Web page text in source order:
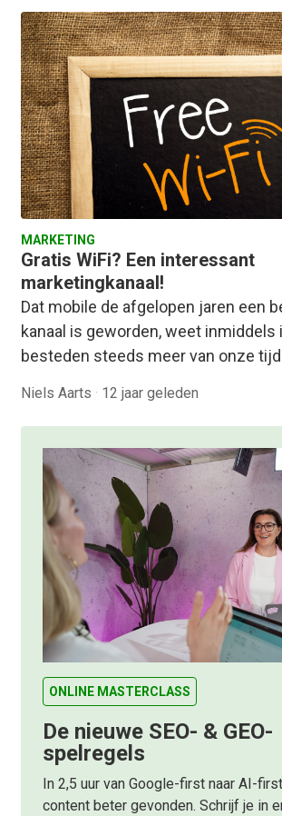
MARKETING
Gratis WiFi? Een interessant
marketingkanaal!
Dat mobile de afgelopen jaren een
kanaal is geworden, weet inmiddels
besteden steeds meer van onze
Niels Aarts · 12 jaar geleden
ONLINE MASTERCLASS
De nieuwe SEO- & GEO-
spelregels
In 2,5 uur van Google-first naar AI-
content beter gevonden. Schrijf je in